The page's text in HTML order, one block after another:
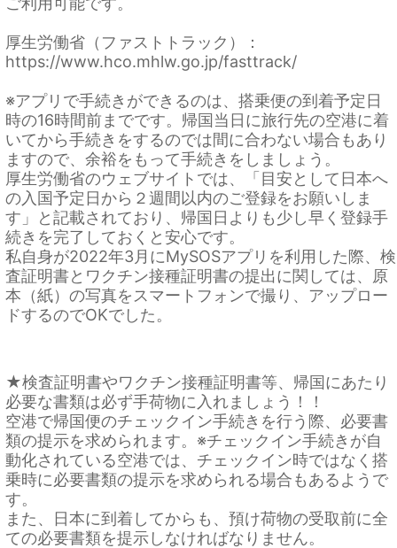
厚生労働省（ファストトラック）：
https://www.hco.mhlw.go.jp/fasttrack/
※アプリで手続きができるのは、搭乗便の到着予定日
時の16時間前までです。帰国当日に旅行先の空港に着
いてから手続きをするのでは間に合わない場合もあり
ますので、余裕をもって手続きをしましょう。
厚生労働省のウェブサイトでは、「目安として日本へ
の入国予定日から２週間以内のご登録をお願いしま
す」と記載されており、帰国日よりも少し早く登録手
続きを完了しておくと安心です。
私自身が2022年3月にMySOSアプリを利用した際、検
査証明書とワクチン接種証明書の提出に関しては、原
本（紙）の写真をスマートフォンで撮り、アップロー
ドするのでOKでした。
★検査証明書やワクチン接種証明書等、帰国にあたり
必要な書類は必ず手荷物に入れましょう！！
空港で帰国便のチェックイン手続きを行う際、必要書
類の提示を求められます。※チェックイン手続きが自
動化されている空港では、チェックイン時ではなく搭
乗時に必要書類の提示を求められる場合もあるようで
す。
また、日本に到着してからも、預け荷物の受取前に全
ての必要書類を提示しなければなりません。